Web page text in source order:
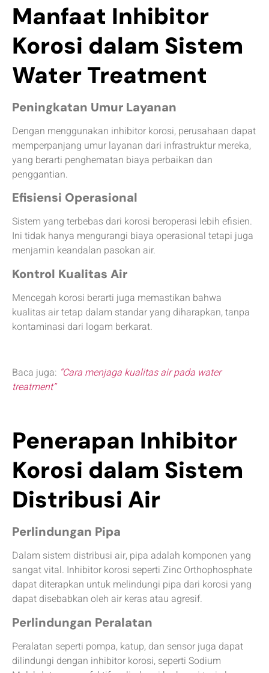
Manfaat Inhibitor
Korosi dalam Sistem
Water Treatment
Peningkatan Umur Layanan
Dengan menggunakan inhibitor korosi, perusahaan dapat
memperpanjang umur layanan dari infrastruktur mereka,
yang berarti penghematan biaya perbaikan dan
penggantian.
Efisiensi Operasional
Sistem yang terbebas dari korosi beroperasi lebih efisien.
Ini tidak hanya mengurangi biaya operasional tetapi juga
menjamin keandalan pasokan air.
Kontrol Kualitas Air
Mencegah korosi berarti juga memastikan bahwa
kualitas air tetap dalam standar yang diharapkan, tanpa
kontaminasi dari logam berkarat.
Baca juga: “Cara menjaga kualitas air pada water
treatment”
Penerapan Inhibitor
Korosi dalam Sistem
Distribusi Air
Perlindungan Pipa
Dalam sistem distribusi air, pipa adalah komponen yang
sangat vital. Inhibitor korosi seperti Zinc Orthophosphate
dapat diterapkan untuk melindungi pipa dari korosi yang
dapat disebabkan oleh air keras atau agresif.
Perlindungan Peralatan
Peralatan seperti pompa, katup, dan sensor juga dapat
dilindungi dengan inhibitor korosi, seperti Sodium